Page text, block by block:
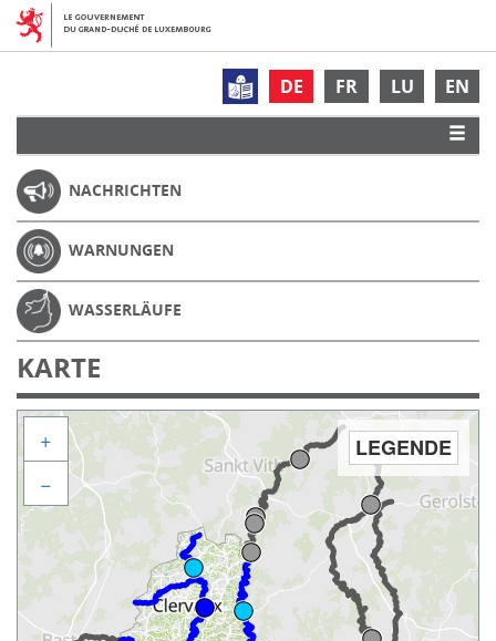
DE FR LU EN
NACHRICHTEN
WARNUNGEN
WASSERLÄUFE
KARTE
LEGENDE
+
−